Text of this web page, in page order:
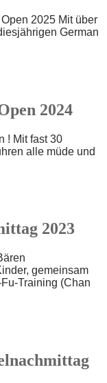
2025 Mit über
German
2024
! Mit fast 30
alle müde und
2023
gemeinsam
Training (Chan